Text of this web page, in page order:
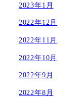
2023年1月
2022年12月
2022年11月
2022年10月
2022年9月
2022年8月